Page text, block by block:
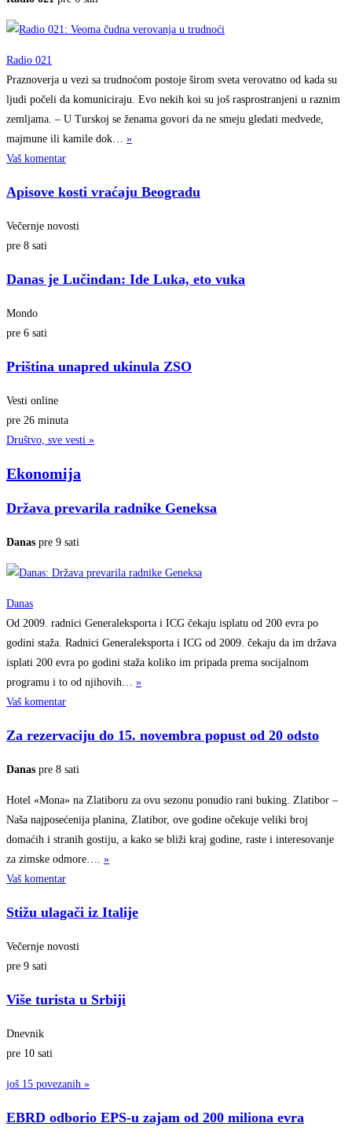
Radio 021
Praznoverja u vezi sa trudnoćom postoje širom sveta verovatno od kada su
ljudi počeli da komuniciraju. Evo nekih koi su još rasprostranjeni u raznim
zemljama. – U Turskoj se ženama govori da ne smeju gledati medvede,
majmune ili kamile dok… »
Vaš komentar
Apisove kosti vraćaju Beogradu
Večernje novosti
pre 8 sati
Danas je Lučindan: Ide Luka, eto vuka
Mondo
pre 6 sati
Priština unapred ukinula ZSO
Vesti online
pre 26 minuta
Društvo, sve vesti »
Ekonomija
Država prevarila radnike Geneksa
Danas pre 9 sati
Danas
Od 2009. radnici Generaleksporta i ICG čekaju isplatu od 200 evra po
godini staža. Radnici Generaleksporta i ICG od 2009. čekaju da im država
isplati 200 evra po godini staža koliko im pripada prema socijalnom
programu i to od njihovih… »
Vaš komentar
Za rezervaciju do 15. novembra popust od 20 odsto
Danas pre 8 sati
Hotel «Mona» na Zlatiboru za ovu sezonu ponudio rani buking. Zlatibor –
Naša najposećenija planina, Zlatibor, ove godine očekuje veliki broj
domaćih i stranih gostiju, a kako se bliži kraj godine, raste i interesovanje
za zimske odmore…. »
Vaš komentar
Stižu ulagači iz Italije
Večernje novosti
pre 9 sati
Više turista u Srbiji
Dnevnik
pre 10 sati
još 15 povezanih »
EBRD odborio EPS-u zajam od 200 miliona evra